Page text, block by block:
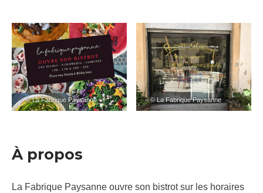
– © La Fabrique Paysanne – © La Fabrique Paysanne
À propos
La Fabrique Paysanne ouvre son bistrot sur les horaires